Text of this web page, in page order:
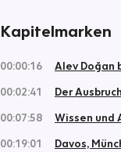
Kapitelmarken
00:00:16
Alev Doğan
00:02:41
Der
00:07:58
Wissen und
00:19:01
Davos,